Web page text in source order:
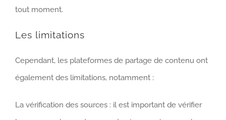
tout moment.
Les limitations
Cependant, les plateformes de partage de contenu ont
également des limitations, notamment :
La vérification des sources : il est important de vérifier